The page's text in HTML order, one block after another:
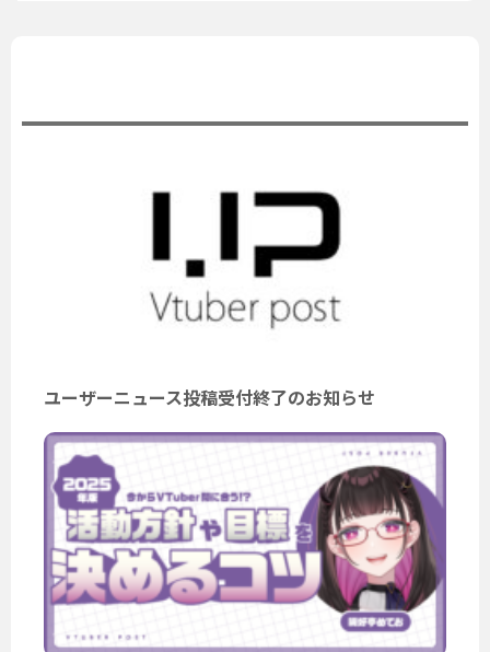
ユーザーニュース投稿受付終了のお知らせ